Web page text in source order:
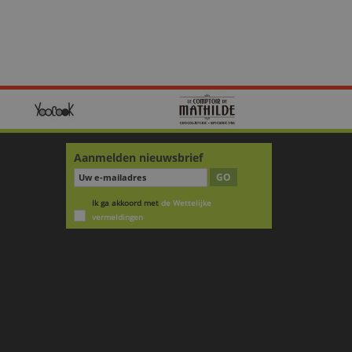
Aanmelden nieuwsbrief
GO
Ik ga akkoord met de Wettelijke
vermeldingen